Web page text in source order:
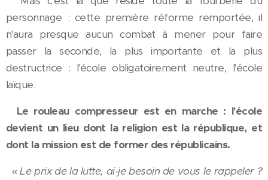
personnage : cette première réforme remportée, il
n'aura presque aucun combat à mener pour faire
passer la seconde, la plus importante et la plus
destructrice : l'école obligatoirement neutre, l'école
laïque.
Le rouleau compresseur est en marche : l'école
devient un lieu dont la religion est la république, et
dont la mission est de former des républicains.
« Le prix de la lutte, ai-je besoin de vous le rappeler ?